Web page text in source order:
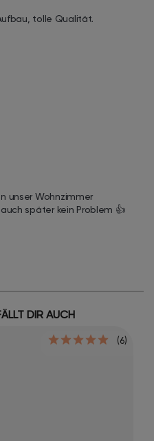
tolle Qualität.
unser Wohnzimmer
später kein Problem 👍
DIR AUCH
(6)